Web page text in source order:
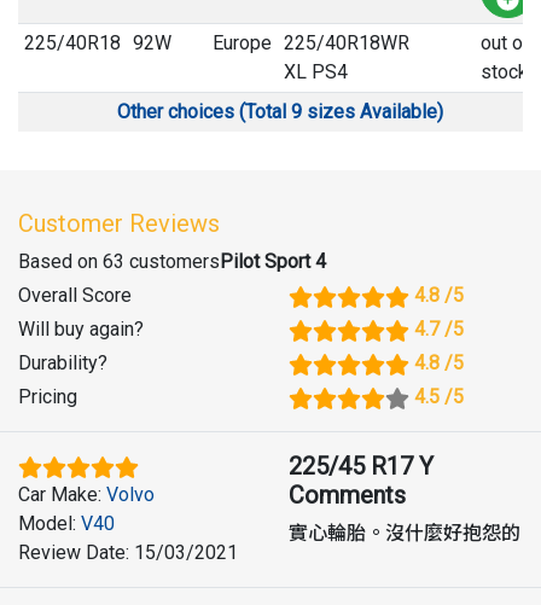
225/40R18 92W Europe 225/40R18WR
XL PS4
out of
stock
Other choices (Total 9 sizes Available)
Customer Reviews
Based on 63 customersPilot Sport 4
Overall Score
4.8 /5
Will buy again? 4.7/5
Durability? 4.8 /5
Pricing
4.5 /5
Car Make: Volvo
Model: V40
Review Date: 15/03/2021
225/45 R17 Y
Comments
實心輪胎。沒什麼好抱怨的